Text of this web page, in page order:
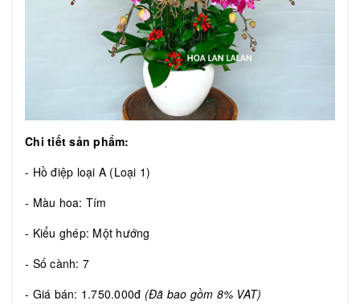
Chi tiết sản phẩm:
- Hồ điệp loại A (Loại 1)
- Màu hoa: Tím
- Kiểu ghép: Một hướng
- Số cành: 7
- Giá bán: 1.750.000đ (Đã bao gồm 8% VAT)